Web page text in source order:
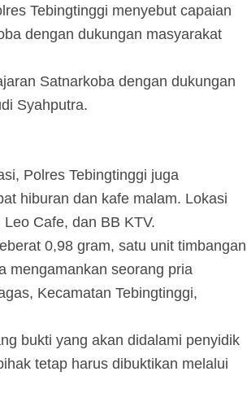
Tebingtinggi menyebut capaian
dengan dukungan masyarakat
Satnarkoba dengan dukungan
Syahputra.
Polres Tebingtinggi juga
hiburan dan kafe malam. Lokasi
Cafe, dan BB KTV.
0,98 gram, satu unit timbangan
mengamankan seorang pria
Kecamatan Tebingtinggi,
bukti yang akan didalami penyidik
tetap harus dibuktikan melalui